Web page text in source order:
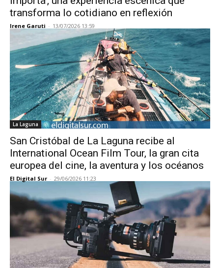
transforma lo cotidiano en reflexión
Irene Garuti - 13/07/2026 13:59
La Laguna
San Cristóbal de La Laguna recibe al
International Ocean Film Tour, la gran cita
europea del cine, la aventura y los océanos
El Digital Sur - 29/06/2026 11:23